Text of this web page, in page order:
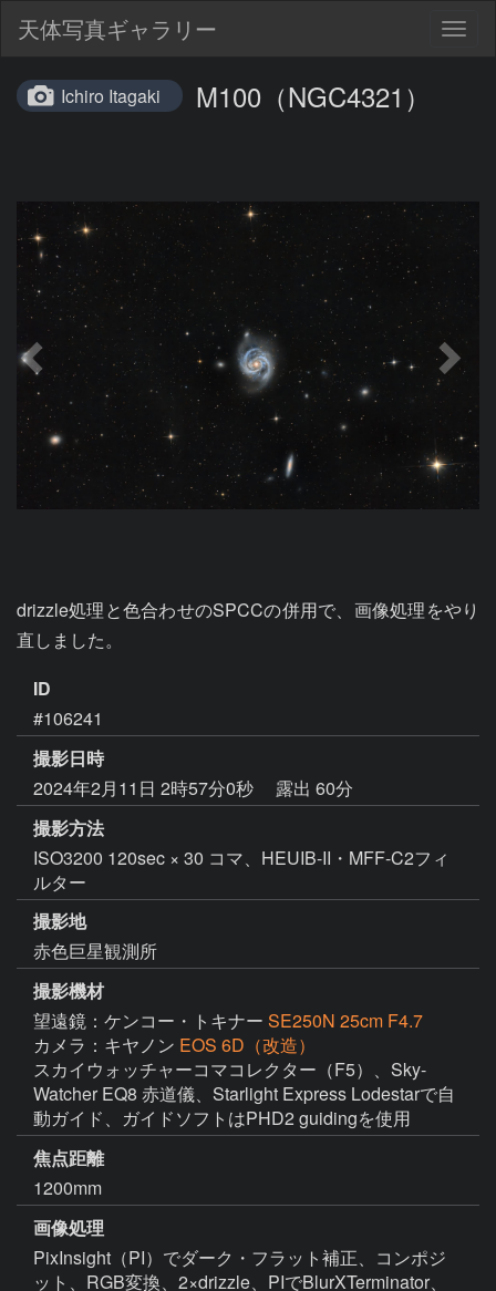
天体写真ギャラリー
Ichiro Itagaki M100（NGC4321）
drizzle処理と色合わせのSPCCの併用で、画像処理をやり
直しました。
ID
#106241
撮影日時
2024年2月11日 2時57分0秒
露出 60分
撮影方法
ISO3200 120sec × 30 コマ、HEUIB-II・MFF-C2フィ
ルター
撮影地
赤色巨星観測所
撮影機材
望遠鏡：ケンコー・トキナー SE250N 25cm F4.7
カメラ：キヤノン EOS 6D（改造）
スカイウォッチャーコマコレクター（F5）、Sky-
Watcher EQ8 赤道儀、Starlight Express Lodestarで自
動ガイド、ガイドソフトはPHD2 guidingを使用
焦点距離
1200mm
画像処理
PixInsight（PI）でダーク・フラット補正、コンポジ
ット、RGB変換、2×drizzle、PIでBlurXTerminator、